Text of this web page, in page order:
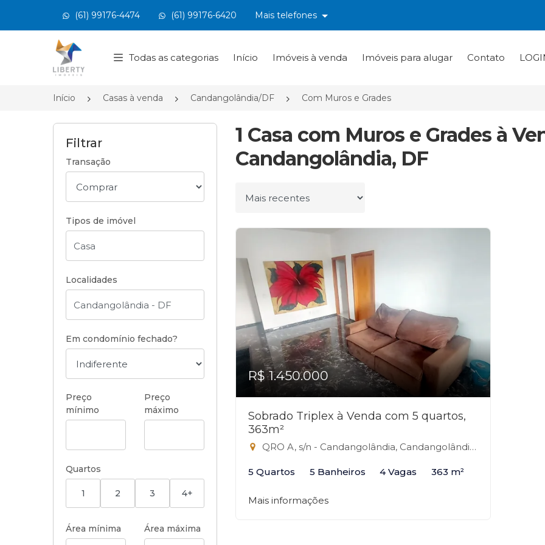
(61) 99176-4474 (61) 99176-6420 Mais telefones
Página inicial
Todas as categorias Início Imóveis à venda Imóveis para alugar Contato
Início Casas à venda Candangolândia/DF Com Muros e Grades
Filtrar
Transação
Tipos de imóvel
Localidades
Em condomínio fechado?
Preço
mínimo
Preço
máximo
Quartos
1 2 3 4+
Área mínima Área máxima
1 Casa com Muros e Grades à
Candangolândia, DF
Ordenar por
R$ 1.450.000
Sobrado Triplex à Venda com 5 quartos,
363m²
QRO A, s/n - Candangolândia, Candangolândia-DF
5 Quartos 5 Banheiros 4 Vagas 363 m²
Mais informações